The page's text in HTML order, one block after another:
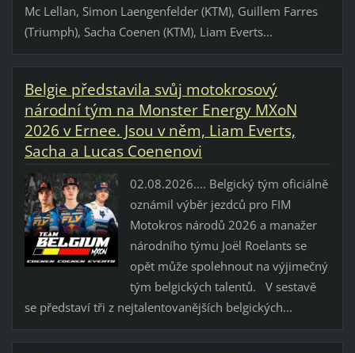
Mc Lellan, Simon Laengenfelder (KTM), Guillem Farres
(Triumph), Sacha Coenen (KTM), Liam Everts...
Belgie představila svůj motokrosový
národní tým na Monster Energy MXoN
2026 v Ernee. Jsou v něm, Liam Everts,
Sacha a Lucas Coenenovi
02.08.2026.... Belgický tým oficiálně
oznámil výběr jezdců pro FIM
Motokros národů 2026 a manažer
národního týmu Joël Roelants se
opět může spolehnout na výjimečný
tým belgických talentů. V sestavě
se představí tři z nejtalentovanějších belgických...